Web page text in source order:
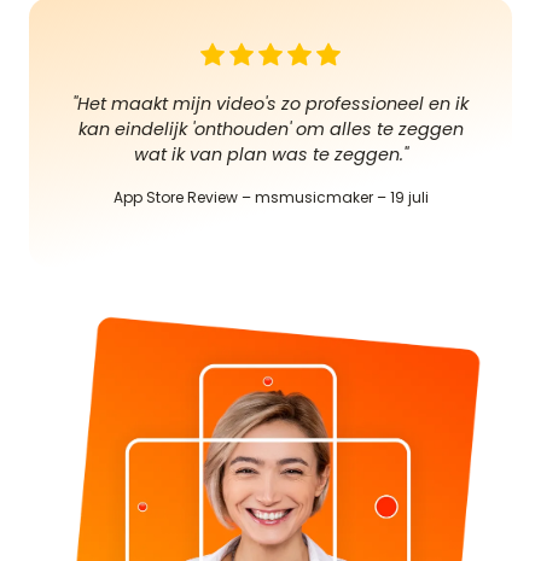
"Het maakt mijn video's zo professioneel en ik
kan eindelijk 'onthouden' om alles te zeggen
wat ik van plan was te zeggen."
App Store Review – msmusicmaker – 19 juli